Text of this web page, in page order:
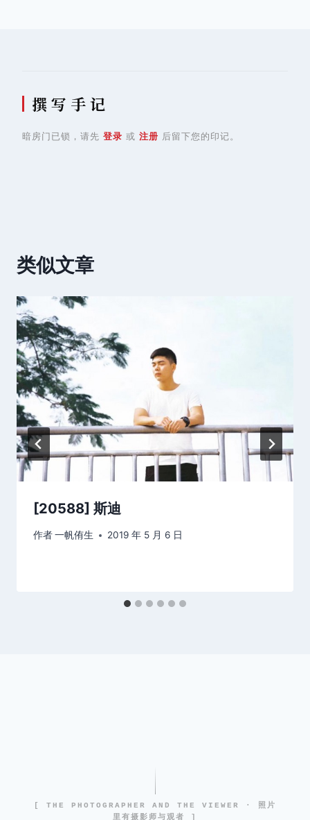
撰 写 手 记
暗房门已锁，请先 登录 或 注册 后留下您的印记。
类似文章
[20588] 斯迪
作者一帆侑生 2019 年 5 月 6 日
[ THE PHOTOGRAPHER AND THE VIEWER · 照片
里有摄影师与观者 ]